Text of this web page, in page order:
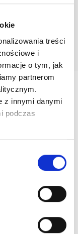
treści
i
o tym, jak
partnerom
z innymi danymi
podczas